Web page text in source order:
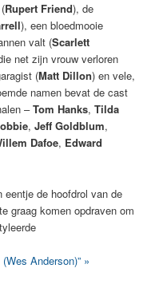
Rupert Friend), de
), een bloedmooie
valt (Scarlett
net zijn vrouw verloren
(Matt Dillon) en vele,
namen bevat de cast
–Tom Hanks,Tilda
,Jeff Goldblum,
Dafoe, Edward
de hoofdrol van de
graag komen opdraven om
Anderson)” »